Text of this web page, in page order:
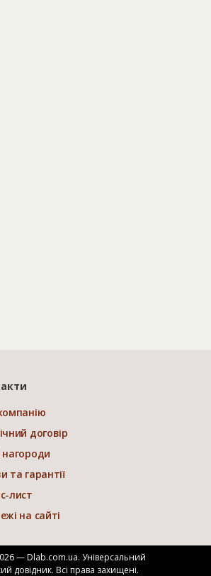
договір
та гарантії
лист
на сайті
— Dlab.com.ua. Універсальний
довідник. Всі права захищені.